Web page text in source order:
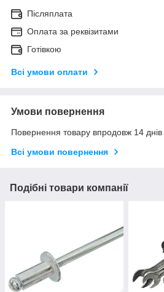
Післяплата
Оплата за реквізитами
Готівкою
Всі умови оплати
Умови повернення
Повернення товару впродовж 14
Всі умови повернення
Подібні товари компанії